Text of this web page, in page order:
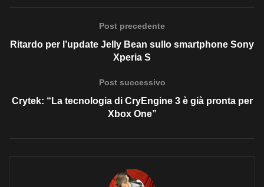
Post precedente
Ritardo per l’update Jelly Bean sullo smartphone Sony
Xperia S
Post successivo
Crytek: “La tecnologia di CryEngine 3 è già pronta per
Xbox One”